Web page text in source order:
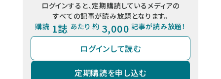
ログインすると、定期購読しているメディアの
すべての記事が読み放題となります。
購読 1誌 あたり 約 3,000 記事が読み放題！
ログインして読む
定期購読を申し込む